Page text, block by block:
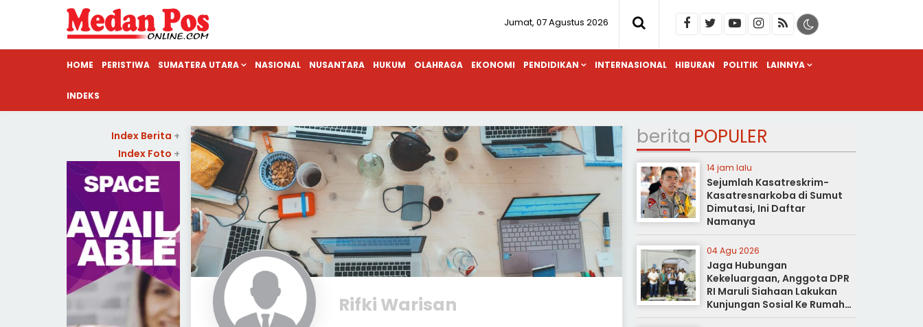
Jumat, 07 Agustus 2026
HOME PERISTIWA SUMATERA UTARA NASIONAL NUSANTARA HUKUM OLAHRAGA EKONOMI PENDIDIKAN INTERNASIONAL HIBURAN POLITIK LAINNYA
INDEKS
Rifki Warisan
Index Berita +
Index Foto +
berita POPULER
14 jam lalu
Sejumlah Kasatreskrim-
Kasatresnarkoba di Sumut
Dimutasi, Ini Daftar
Namanya
04 Agu 2026
Jaga Hubungan
Kekeluargaan, Anggota DPR
RI Maruli Siahaan Lakukan
Kunjungan Sosial Ke Rumah
Duka